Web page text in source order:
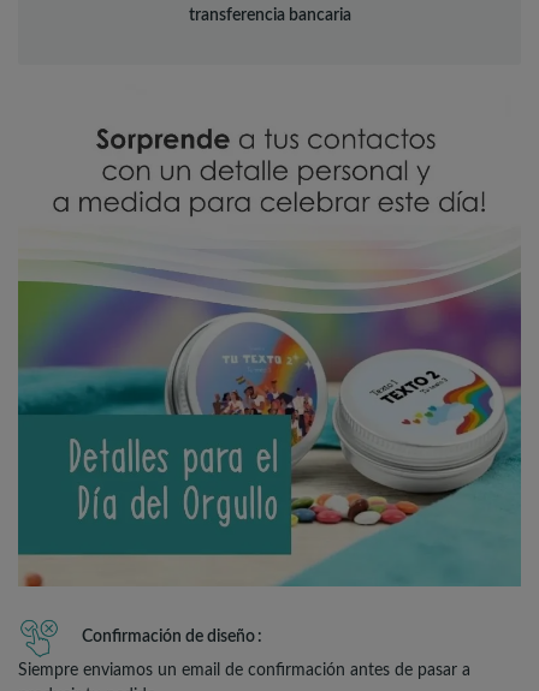
transferencia bancaria
Confirmación de diseño
Siempre enviamos un email de confirmación antes de pasar a